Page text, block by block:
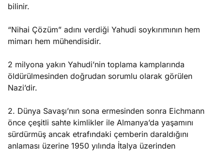
bilinir.
“Nihai Çözüm” adını verdiği Yahudi soykırımının hem
mimarı hem mühendisidir.
2 milyona yakın Yahudi’nin toplama kamplarında
öldürülmesinden doğrudan sorumlu olarak görülen
Nazi’dir.
2. Dünya Savaşı’nın sona ermesinden sonra Eichmann
önce çeşitli sahte kimlikler ile Almanya’da yaşamını
sürdürmüş ancak etrafındaki çemberin daraldığını
anlaması üzerine 1950 yılında İtalya üzerinden